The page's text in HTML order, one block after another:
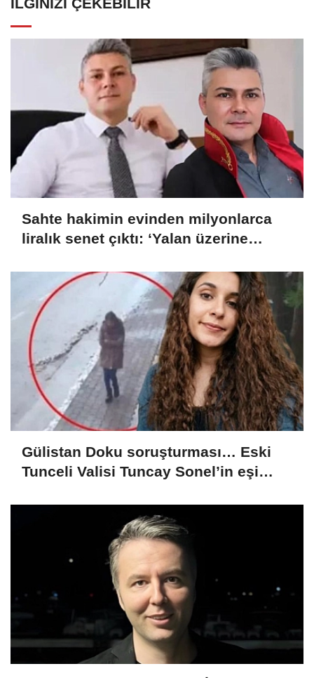
İLGINIZI ÇEKEBILIR
Sahte hakimin evinden milyonlarca
liralık senet çıktı: ‘Yalan üzerine
Gülistan Doku soruşturması… Eski
Tunceli Valisi Tuncay Sonel’in eşi